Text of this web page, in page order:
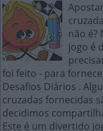
não é?
jogo é
foi feito - para
Desafios Diários .
cruzadas fornecidas
decidimos
Este é um divertido